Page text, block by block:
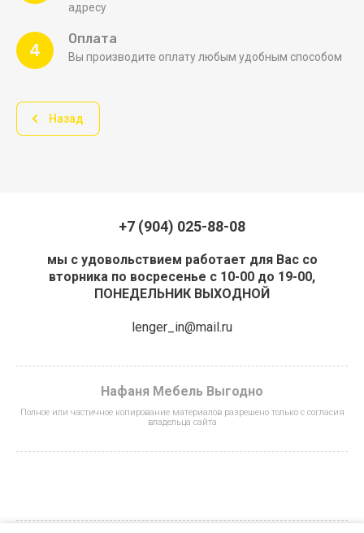
адресу
4
Оплата
Вы производите оплату любым удобным способом
Назад
+7 (904) 025-88-08
мы с удовольствием работает для Вас со
вторника по восресенье с 10-00 до 19-00,
ПОНЕДЕЛЬНИК ВЫХОДНОЙ
lenger_in@mail.ru
Нафаня Мебель Выгодно
Полное или частичное копирование материалов разрешено только с согласия
владельца сайта